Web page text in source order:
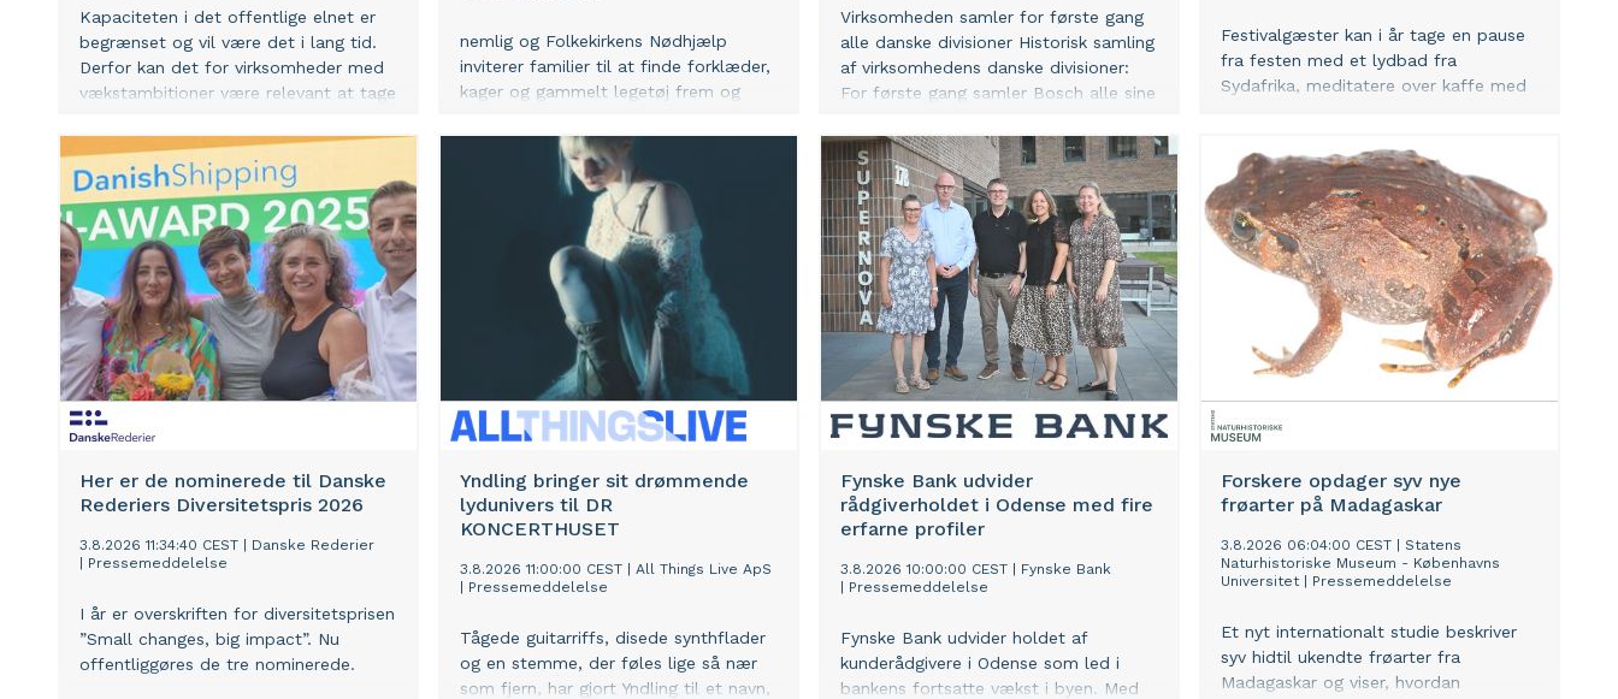
Kapaciteten i det offentlige elnet er
begrænset og vil være det i lang tid.
Derfor kan det for virksomheder med
vækstambitioner være relevant at tage
afhængigheden af elnettet bliver
minimeret. Det kan for eksempel være
med solceller og en batteriløsning, der
også vil hjælpe den grønne omstilling.
nemlig og Folkekirkens Nødhjælp
inviterer familier til at finde forklæder,
kager og gammelt legetøj frem og
Virksomheden samler for første gang
alle danske divisioner Historisk samling
af virksomhedens danske divisioner:
For første gang samler Bosch alle sine
forretningsområder under ét tag i
Ballerup. Medarbejderne i centrum: Ca.
400 medarbejdere får deres daglige
gang i det nye hovedkontor, der er
skabt med fokus på trivsel, fællesskab
og samarbejde på tværs. Nye rammer
for kunder og partnere: Hovedkontoret
rummer showrooms, undervisnings- og
træningsfaciliteter, der skal styrke
videndeling og faglig udvikling på
tværs af Bosch-koncernens mange
forretningsområder.
Festivalgæster kan i år tage en pause
fra festen med et lydbad fra
Sydafrika, meditatere over kaffe med
Nielsen, kendt fra 'Gift ved første blik'
og ambassadør for PlanBørnefonden.
Det sker, når initiativet Samme Sol
åbner en af de globale portaler på
Smukfest i Skanderborg.
Her er de nominerede til Danske
Rederiers Di­ver­si­tets­pris 2026
3.8.2026 11:34:40 CEST
Danske Rederier
Pressemeddelelse
I år er overskriften for di­ver­si­tets­pri­sen
”Small changes, big impact”. Nu
offentliggøres de tre nominerede.
Yndling bringer sit drømmende
lydunivers til DR
KONCERTHUSET
3.8.2026 11:00:00 CEST
All Things Live ApS
Pressemeddelelse
Tågede guitarriffs, disede synthflader
og en stemme, der føles lige så nær
som fjern, har gjort Yndling til et navn,
Fynske Bank udvider
rådgiverholdet i Odense med fire
erfarne profiler
3.8.2026 10:00:00 CEST
Fynske Bank
Pressemeddelelse
Fynske Bank udvider holdet af
kunderådgivere i Odense som led i
bankens fortsatte vækst i byen. Med
Forskere opdager syv nye
frøarter på Madagaskar
3.8.2026 06:04:00 CEST
Statens
Naturhistoriske Museum - Københavns
Universitet| Pressemeddelelse
Et nyt internationalt studie beskriver
syv hidtil ukendte frøarter fra
Madagaskar og viser, hvordan